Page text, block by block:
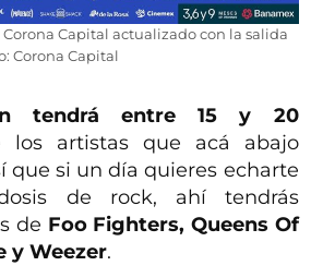
Capital actualizado con la salida
Corona Capital
tendrá entre 15 y 20
los artistas que acá abajo
que si un día quieres echarte
de rock, ahí tendrás
de Foo Fighters, Queens Of
y Weezer.